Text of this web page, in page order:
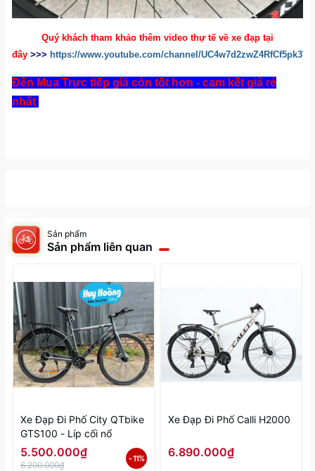
Quý khách tham khảo thêm video thự tế về xe đạp tại
đây >>> https://www.youtube.com/channel/
Đến Mua Trực tiếp giá còn tốt hơn - cam kết giá rẻ
nhất
Sản phẩm
Sản phẩm liên quan
Xe Đạp Đi Phố City QTbike
GTS100 - Líp cối nổ
5.500.000₫
6.200.000₫
- 11%
Xe Đạp Đi Phố Calli H2000
6.890.000₫